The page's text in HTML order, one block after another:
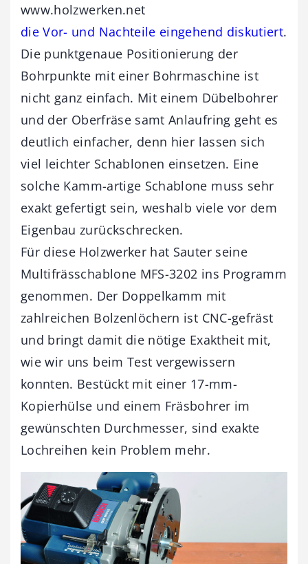
www.holzwerken.net
die Vor- und Nachteile eingehend diskutiert.
Die punktgenaue Positionierung der
Bohrpunkte mit einer Bohrmaschine ist
nicht ganz einfach. Mit einem Dübelbohrer
und der Oberfräse samt Anlaufring geht es
deutlich einfacher, denn hier lassen sich
viel leichter Schablonen einsetzen. Eine
solche Kamm-artige Schablone muss sehr
exakt gefertigt sein, weshalb viele vor dem
Eigenbau zurückschrecken.
Für diese Holzwerker hat Sauter seine
Multifrässchablone MFS-3202 ins Programm
genommen. Der Doppelkamm mit
zahlreichen Bolzenlöchern ist CNC-gefräst
und bringt damit die nötige Exaktheit mit,
wie wir uns beim Test vergewissern
konnten. Bestückt mit einer 17-mm-
Kopierhülse und einem Fräsbohrer im
gewünschten Durchmesser, sind exakte
Lochreihen kein Problem mehr.